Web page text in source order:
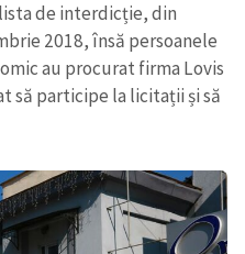
de interdicție, din
2018, însă persoanele
au procurat firma Lovis
să participe la licitații și să